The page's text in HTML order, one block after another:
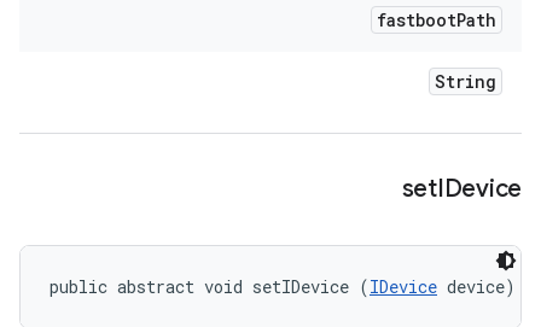
fastbootPath
String
setIDevice
public abstract void setIDevice (IDevice device)